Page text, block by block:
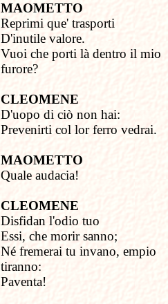
MAOMETTO
Reprimi que' trasporti
D'inutile valore.
Vuoi che porti là dentro il mio
furore?
CLEOMENE
D'uopo di ciò non hai:
Prevenirti col lor ferro vedrai.
MAOMETTO
Quale audacia!
CLEOMENE
Disfidan l'odio tuo
Essi, che morir sanno;
Né fremerai tu invano, empio
tiranno:
Paventa!